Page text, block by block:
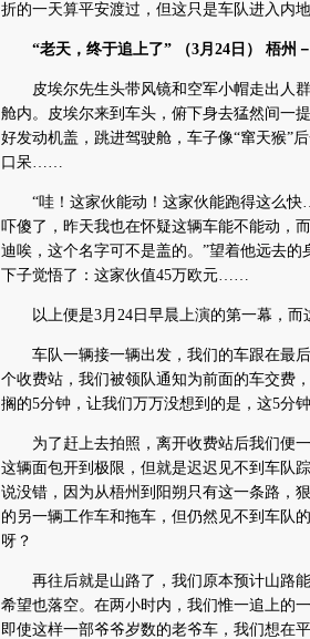
折的一天算平安渡过，但这只是车队进入内地
“老天，终于追上了” （3月24日） 梧州
皮埃尔先生头带风镜和空军小帽走出人群
舱内。皮埃尔来到车头，俯下身去猛然间一
好发动机盖，跳进驾驶舱，车子像“窜天猴”
口呆……
“哇！这家伙能动！这家伙能跑得这么快
吓傻了，昨天我也在怀疑这辆车能不能动，
迪唉，这个名字可不是盖的。”望着他远去
下子觉悟了：这家伙值45万欧元……
以上便是3月24日早晨上演的第一幕，而
车队一辆接一辆出发，我们的车跟在最后
个收费站，我们被领队通知为前面的车交费
搁的5分钟，让我们万万没想到的是，这5分
为了赶上去拍照，离开收费站后我们便一
这辆面包开到极限，但就是迟迟见不到车队
说没错，因为从梧州到阳朔只有这一条路，
的另一辆工作车和拖车，但仍然见不到车队
呀？
再往后就是山路了，我们原本预计山路能
希望也落空。在两小时内，我们惟一追上的
即使这样一部爷爷岁数的老爷车，我们想在